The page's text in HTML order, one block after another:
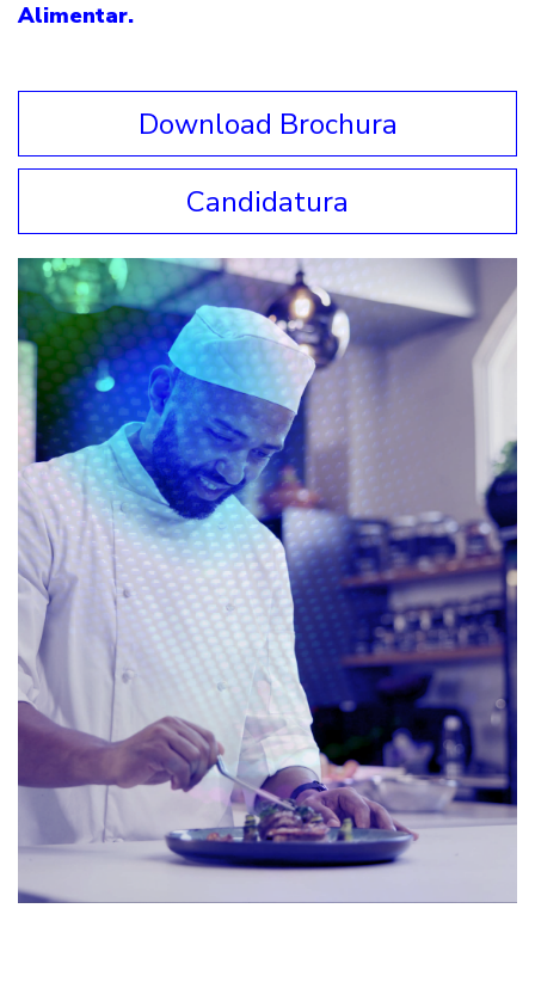
Alimentar.
Download Brochura
Candidatura